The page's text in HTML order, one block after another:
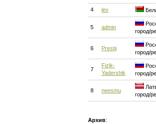
4 lev
5 admin
город/
6 Prestij
город/
7
Fizik-
Yadershik
город/
8 neesmu
город/
Архив: